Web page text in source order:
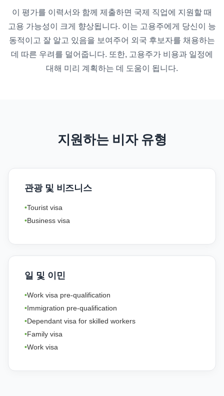
이 평가를 이력서와 함께 제출하면 국제 직업에 지원할 때
고용 가능성이 크게 향상됩니다. 이는 고용주에게 당신이 능
동적이고 잘 알고 있음을 보여주어 외국 후보자를 채용하는
데 따른 우려를 덜어줍니다. 또한, 고용주가 비용과 일정에
대해 미리 계획하는 데 도움이 됩니다.
지원하는 비자 유형
관광 및 비즈니스
Tourist visa
Business visa
일 및 이민
Work visa pre-qualification
Immigration pre-qualification
Dependant visa for skilled workers
Family visa
Work visa